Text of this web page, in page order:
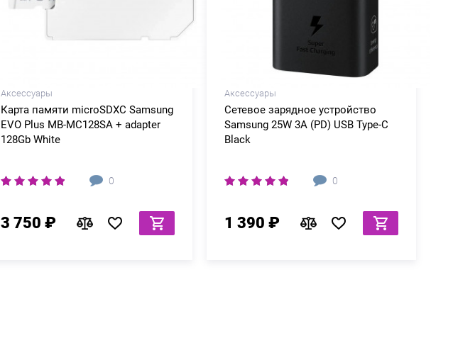
Аксессуары
Карта памяти microSDXC Samsung
EVO Plus MB-MC128SA + adapter
128Gb White
0
3 750 ₽
Аксессуары
Сетевое зарядное устройство
Samsung 25W 3A (PD) USB Type-C
Black
0
1 390 ₽